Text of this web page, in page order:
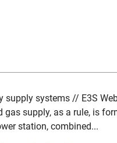
systems // E3S
supply, as a rule, is
station, combined...